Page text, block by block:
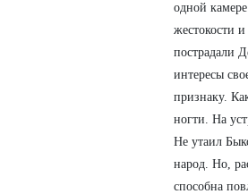
одной
жестокости
пострадали
интересы
признаку.
ногти. На
Не утаил
народ. Но,
способна